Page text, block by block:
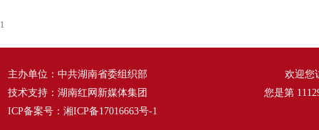
1
主办单位：中共湖南省委组织部
技术支持：湖南红网新媒体集团
ICP备案号： 湘ICP备17016663号-1
欢迎您
您是第